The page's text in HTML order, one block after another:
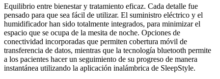
Equilibrio entre bienestar y tratamiento eficaz. Cada detalle fue
pensado para que sea fácil de utilizar. El suministro eléctrico y el
humidificador han sido totalmente integrados, para minimizar el
espacio que se ocupa de la mesita de noche. Opciones de
conectividad incorporadas que permiten cobertura móvil de
transferencia de datos, mientras que la tecnología bluetooth permite
a los pacientes hacer un seguimiento de su progreso de manera
instantánea utilizando la aplicación inalámbrica de SleepStyle.